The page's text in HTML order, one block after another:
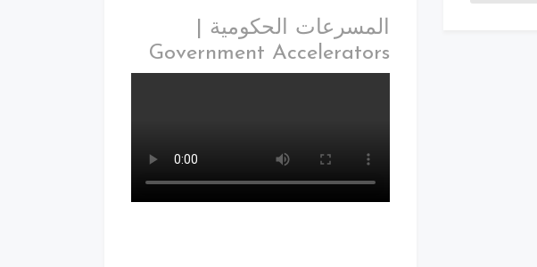
المسرعات الحكومية |
Government Accelerators